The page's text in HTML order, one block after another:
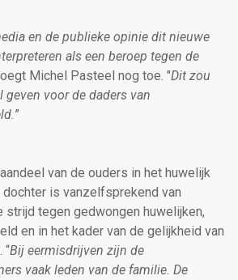
en de publieke opinie dit nieuwe
als een beroep tegen de
Michel Pasteel nog toe. "Dit zou
geven voor de daders van
”
van de ouders in het huwelijk
dochter is vanzelfsprekend van
strijd tegen gedwongen huwelijken,
en in het kader van de gelijkheid van
“Bij eermisdrijven zijn de
vaak leden van de familie. De